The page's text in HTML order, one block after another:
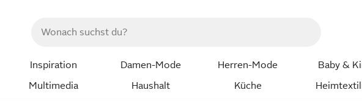
Inspiration Damen-Mode Herren-Mode Baby &
Multimedia
Haushalt Küche